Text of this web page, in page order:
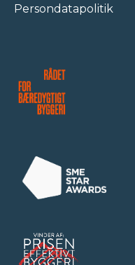
Persondatapolitik